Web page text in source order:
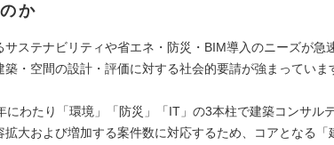
か
ステナビリティや省エネ・防災・BIM導入のニーズが急
築・空間の設計・評価に対する社会的要請が強まっていま
にわたり「環境」「防災」「IT」の3本柱で建築コンサル
大および増加する案件数に対応するため、コアとなる「